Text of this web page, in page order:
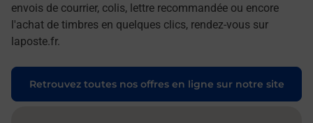
envois de courrier, colis, lettre recommandée ou encore
l'achat de timbres en quelques clics, rendez-vous sur
laposte.fr.
Retrouvez toutes nos offres en ligne sur notre site